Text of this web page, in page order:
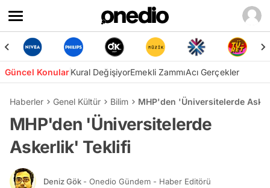
Güncel KonularKural DeğişiyorEmekli ZammıAcı Gerçekler
Haberler Genel Kültür Bilim MHP'den 'Üniversitelerde
MHP'den 'Üniversitelerde
Askerlik' Teklifi
Deniz Gök - Onedio Gündem - Haber Editörü